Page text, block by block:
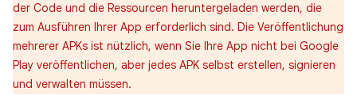
der Code und die Ressourcen heruntergeladen werden, die
zum Ausführen Ihrer App erforderlich sind. Die Veröffentlichung
mehrerer APKs ist nützlich, wenn Sie Ihre App nicht bei Google
Play veröffentlichen, aber jedes APK selbst erstellen, signieren
und verwalten müssen.